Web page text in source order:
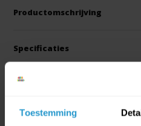
Toestemming
Productomschrijving
Specificaties
Reviews
Delen